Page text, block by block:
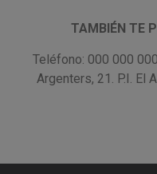
TAMBIÉN TE
Teléfono: 000 000
Argenters, 21. P.I. El